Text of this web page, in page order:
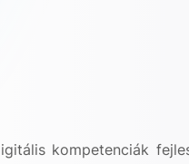
kompetenciák